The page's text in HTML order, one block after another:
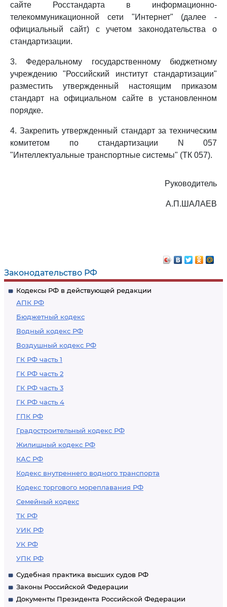
Законодательство РФ
Кодексы РФ в действующей редакции
АПК РФ
Бюджетный кодекс
Водный кодекс РФ
Воздушный кодекс РФ
ГК РФ часть 1
ГК РФ часть 2
ГК РФ часть 3
ГК РФ часть 4
ГПК РФ
Градостроительный кодекс РФ
Жилищный кодекс РФ
КАС РФ
Кодекс внутреннего водного транспорта
Кодекс торгового мореплавания РФ
Семейный кодекс
ТК РФ
УИК РФ
УК РФ
УПК РФ
Судебная практика высших судов РФ
Законы Российской Федерации
Документы Президента Российской Федерации
сайте Росстандарта в информационно-
телекоммуникационной сети "Интернет" (далее -
официальный сайт) с учетом законодательства о
стандартизации.
3. Федеральному государственному бюджетному
учреждению "Российский институт стандартизации"
разместить утвержденный настоящим приказом
стандарт на официальном сайте в установленном
порядке.
4. Закрепить утвержденный стандарт за техническим
комитетом по стандартизации N 057
"Интеллектуальные транспортные системы" (ТК 057).
Руководитель
А.П.ШАЛАЕВ